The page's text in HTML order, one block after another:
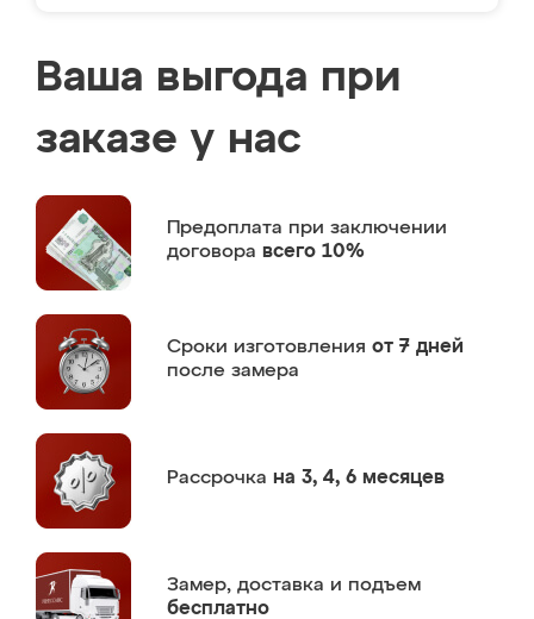
Ваша выгода при
заказе у нас
Предоплата при заключении
договора всего 10%
Сроки изготовления от 7 дней
после замера
Рассрочка на 3, 4, 6 месяцев
Замер, доставка и подъем
бесплатно